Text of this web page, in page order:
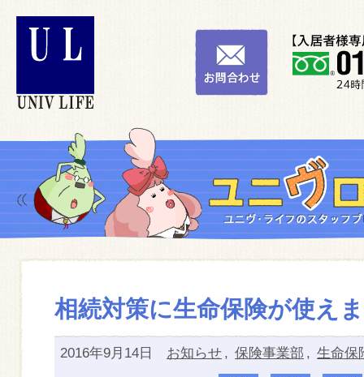
相続対策に生命保険が使え
2016年9月14日 お知らせ , 保険事業部 , 生命保